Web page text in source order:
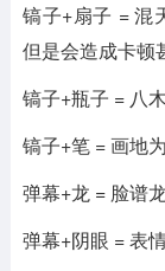
镐子+扇子 = 混
但是会造成卡顿
镐子+瓶子 = 八
镐子+笔 = 画地
弹幕+龙 = 脸谱
弹幕+阴眼 = 表